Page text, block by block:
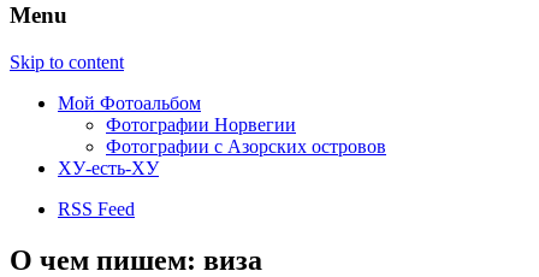
Menu
Skip to content
Мой Фотоальбом
Фотографии Норвегии
Фотографии с Азорских островов
ХУ-есть-ХУ
RSS Feed
О чем пишем: виза